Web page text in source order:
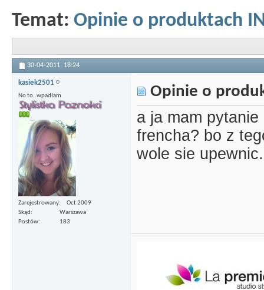
Temat: Opinie o produktach
30-04-2011, 18:24
kasiek2501
No to..wpadłam
Zarejestrowany
Oct 2009
Skąd
Warszawa
Postów
183
Opinie o
a ja mam
frencha? bo z
wole sie upewnic.